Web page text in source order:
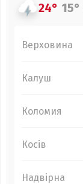
24° 15°
Верховина
Калуш
Коломия
Косів
Надвірна